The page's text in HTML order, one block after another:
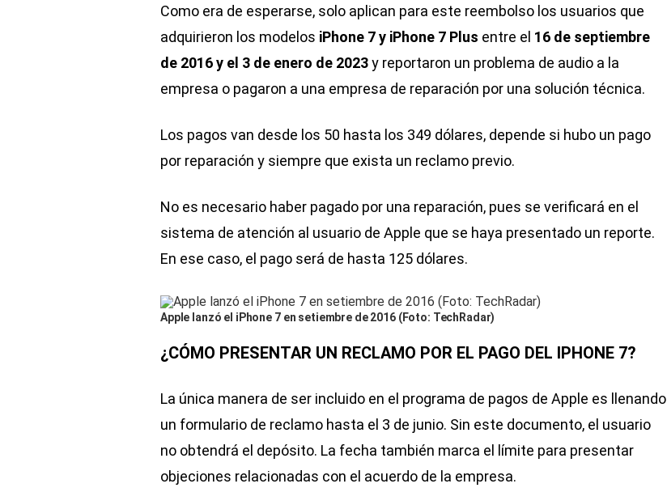
Como era de esperarse, solo aplican para este reembolso los usuarios que
adquirieron los modelos iPhone 7 y iPhone 7 Plus entre el 16 de septiembre
de 2016 y el 3 de enero de 2023y reportaron un problema de audio a la
empresa o pagaron a una empresa de reparación por una solución técnica.
Los pagos van desde los 50 hasta los 349 dólares, depende si hubo un pago
por reparación y siempre que exista un reclamo previo.
No es necesario haber pagado por una reparación, pues se verificará en el
sistema de atención al usuario de Apple que se haya presentado un reporte.
En ese caso, el pago será de hasta 125 dólares.
Apple lanzó el iPhone 7 en setiembre de 2016 (Foto: TechRadar)
¿CÓMO PRESENTAR UN RECLAMO POR EL PAGO DEL IPHONE 7?
La única manera de ser incluido en el programa de pagos de Apple es llenando
un formulario de reclamo hasta el 3 de junio. Sin este documento, el usuario
no obtendrá el depósito. La fecha también marca el límite para presentar
objeciones relacionadas con el acuerdo de la empresa.